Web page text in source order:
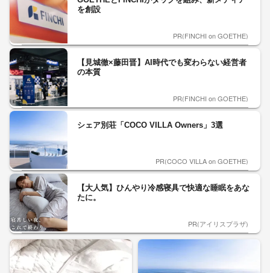
を創設
PR(FINCHI on GOETHE)
【見城徹×藤田晋】AI時代でも変わらない経営者
の本質
PR(FINCHI on GOETHE)
シェア別荘「COCO VILLA Owners」3選
PR(COCO VILLA on GOETHE)
【大人気】ひんやり冷感寝具で快適な睡眠をあな
たに。
PR(アイリスプラザ)